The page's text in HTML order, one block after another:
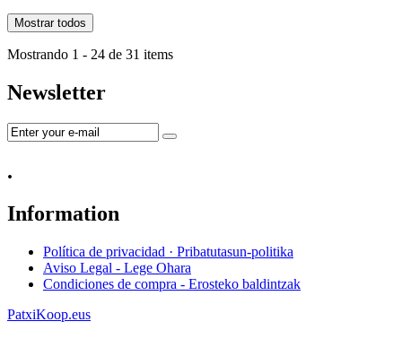
Mostrar todos
Mostrando 1 - 24 de 31 items
Newsletter
.
Information
Política de privacidad · Pribatutasun-politika
Aviso Legal - Lege Ohara
Condiciones de compra - Erosteko baldintzak
PatxiKoop.eus